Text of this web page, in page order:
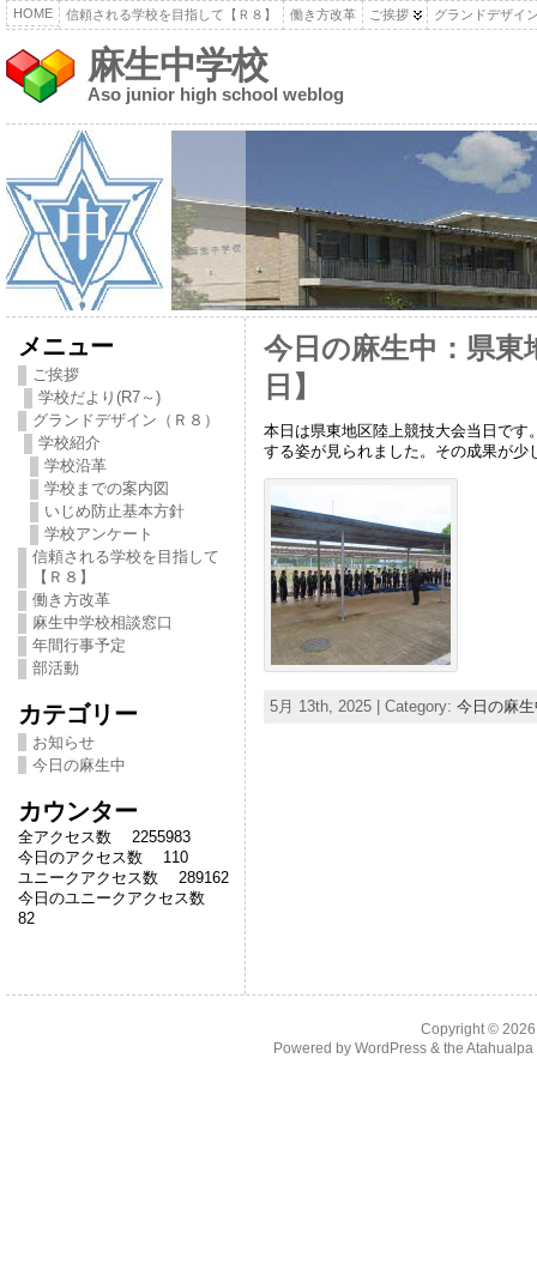
HOME 信頼される学校を目指して【Ｒ８】 働き方改革 ご挨拶 グランドデザイ
麻生中学校
Aso junior high school weblog
メニュー
ご挨拶
学校だより(R7～)
グランドデザイン（Ｒ８）
学校紹介
学校沿革
学校までの案内図
いじめ防止基本方針
学校アンケート
信頼される学校を目指して
【Ｒ８】
働き方改革
麻生中学校相談窓口
年間行事予定
部活動
カテゴリー
お知らせ
今日の麻生中
カウンター
全アクセス数 2255983
今日のアクセス数 110
ユニークアクセス数 289162
今日のユニークアクセス数
82
今日の麻生中：県東
日】
本日は県東地区陸上競技大会当日で
する姿が見られました。その成果が
5月 13th, 2025 | Category: 今日の麻
Copyright ©
Powered by WordPress& the Atahualpa